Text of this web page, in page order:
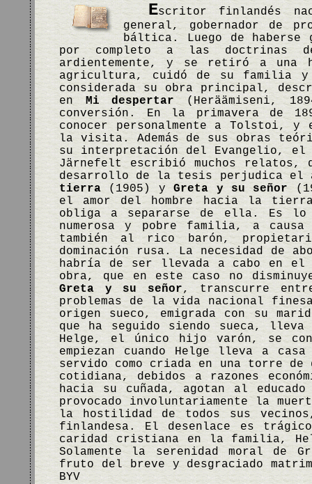
Escritor finlandés
general, gobernador de
báltica. Luego de haberse
por completo a las doctrinas
ardientemente, y se retiró a una
agricultura, cuidó de su familia
considerada su obra principal,
en Mi despertar (Heräämiseni,
conversión. En la primavera de
conocer personalmente a Tolstoi,
la visita. Además de sus obras
su interpretación del Evangelio, el
Järnefelt escribió muchos relatos,
desarrollo de la tesis perjudica el
tierra(1905) yGreta y su señor
el amor del hombre hacia la
obliga a separarse de ella. Es
numerosa y pobre familia, a
también al rico barón,
dominación rusa. La necesidad
habría de ser llevada a cabo en
obra, que en este caso no
Greta y su señor, transcurre
problemas de la vida nacional
origen sueco, emigrada con su
que ha seguido siendo sueca,
Helge, el único hijo varón, se
empiezan cuando Helge lleva a
servido como criada en una torre
cotidiana, debidos a razones
hacia su cuñada, agotan al
provocado involuntariamente la
la hostilidad de todos sus
finlandesa. El desenlace es
caridad cristiana en la familia,
Solamente la serenidad moral de
fruto del breve y desgraciado
BYV